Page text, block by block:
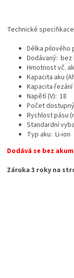
Technické
Délka pilového
Dodávaný: bez
Hmotnost vč.
Kapacita aku
Kapacita
Napětí (V): 18
Počet
Rychlost pásu
Standardní
Typ aku: Li-ion
Dodává se bez
Záruka 3 roky na